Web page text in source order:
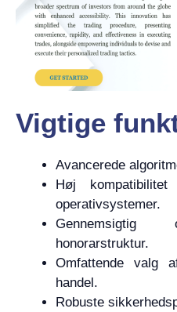
Vigtige
Avancerede
Høj
operativsystemer.
Gennemsigtig
honorarstruktur.
Omfattende valg
handel.
Robuste